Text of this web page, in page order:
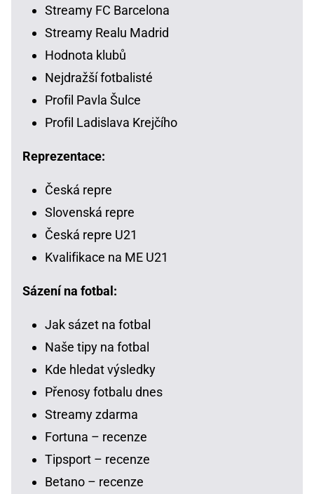
Streamy FC Barcelona
Streamy Realu Madrid
Hodnota klubů
Nejdražší fotbalisté
Profil Pavla Šulce
Profil Ladislava Krejčího
Reprezentace:
Česká repre
Slovenská repre
Česká repre U21
Kvalifikace na ME U21
Sázení na fotbal:
Jak sázet na fotbal
Naše tipy na fotbal
Kde hledat výsledky
Přenosy fotbalu dnes
Streamy zdarma
Fortuna – recenze
Tipsport – recenze
Betano – recenze